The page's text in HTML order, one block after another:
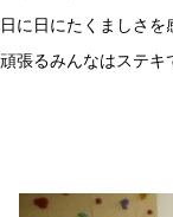
日に日にたくましさを
頑張るみんなはステキ